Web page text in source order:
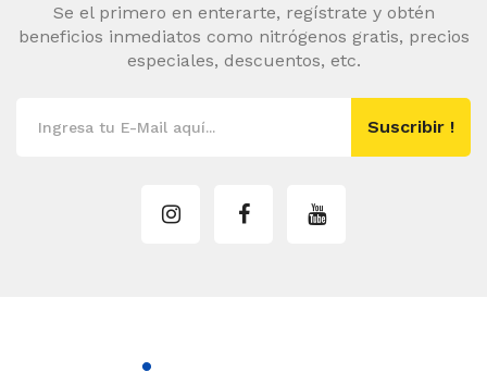
Se el primero en enterarte, regístrate y obtén
beneficios inmediatos como nitrógenos gratis, precios
especiales, descuentos, etc.
Suscribir !